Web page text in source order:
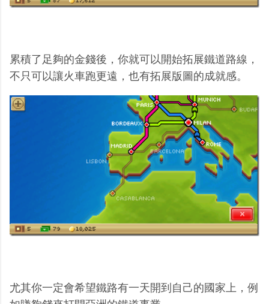
累積了足夠的金錢後，你就可以開始拓展鐵道路線，
不只可以讓火車跑更遠，也有拓展版圖的成就感。
尤其你一定會希望鐵路有一天開到自己的國家上，例